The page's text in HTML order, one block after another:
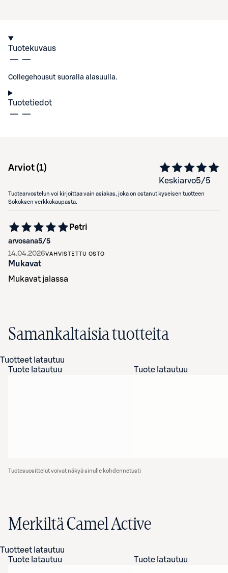
Tuotekuvaus
Collegehousut suoralla alasuulla.
Tuotetiedot
Arviot (1)
Keskiarvo5/5
Tuotearvostelun voi kirjoittaa vain asiakas, joka on ostanut kyseisen tuotteen
Sokoksen verkkokaupasta.
arvosana5/5
Petri
14.04.2026VAHVISTETTU OSTO
Mukavat
Mukavat jalassa
Samankaltaisia tuotteita
Tuotteet latautuu
Tuote latautuu
Tuote latautuu
Tuotesuosittelut voivat näkyä sinulle kohdennetusti
Merkiltä Camel Active
Tuotteet latautuu
Tuote latautuu
Tuote latautuu